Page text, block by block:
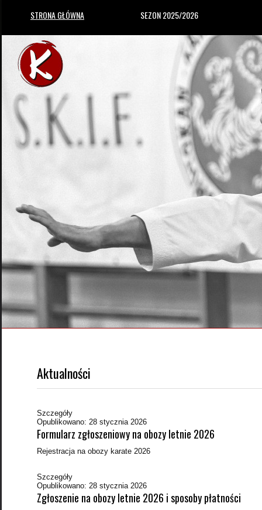
STRONA GŁÓWNA SEZON 2025/2026
Aktualności
Szczegóły
Opublikowano: 28 stycznia 2026
Formularz zgłoszeniowy na obozy letnie 2026
Rejestracja na obozy karate 2026
Szczegóły
Opublikowano: 28 stycznia 2026
Zgłoszenie na obozy letnie 2026 i sposoby płatności